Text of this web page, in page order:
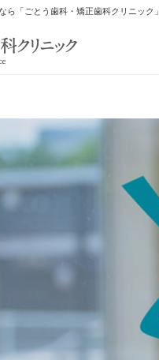
「ごとう歯科・矯正歯科クリニック」